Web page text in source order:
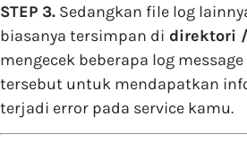
STEP 3. Sedangkan file log
biasanya tersimpan di direktori
mengecek beberapa log
tersebut untuk mendapatkan
terjadi error pada service kamu.